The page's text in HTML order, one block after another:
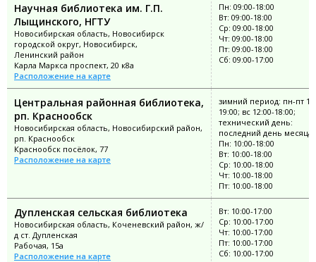
Научная библиотека им. Г.П.
Лыщинского, НГТУ
Новосибирская область, Новосибирск
городской округ, Новосибирск,
Ленинский район
Карла Маркса проспект, 20 к8а
Расположение на карте
Пн: 09:00-18:00
Вт: 09:00-18:00
Ср: 09:00-18:00
Чт: 09:00-18:00
Пт: 09:00-18:00
Сб: 09:00-17:00
Центральная районная библиотека,
рп. Краснообск
Новосибирская область, Новосибирский район,
рп. Краснообск
Краснообск посёлок, 77
Расположение на карте
зимний период: пн-пт
19:00; вс 12:00-18:00;
технический день:
последний день месяца
Пн: 10:00-18:00
Вт: 10:00-18:00
Ср: 10:00-18:00
Чт: 10:00-18:00
Пт: 10:00-18:00
Дупленская сельская библиотека
Новосибирская область, Коченевский район, ж/
д ст. Дупленская
Рабочая, 15а
Расположение на карте
Вт: 10:00-17:00
Ср: 10:00-17:00
Чт: 10:00-17:00
Пт: 10:00-17:00
Сб: 10:00-17:00